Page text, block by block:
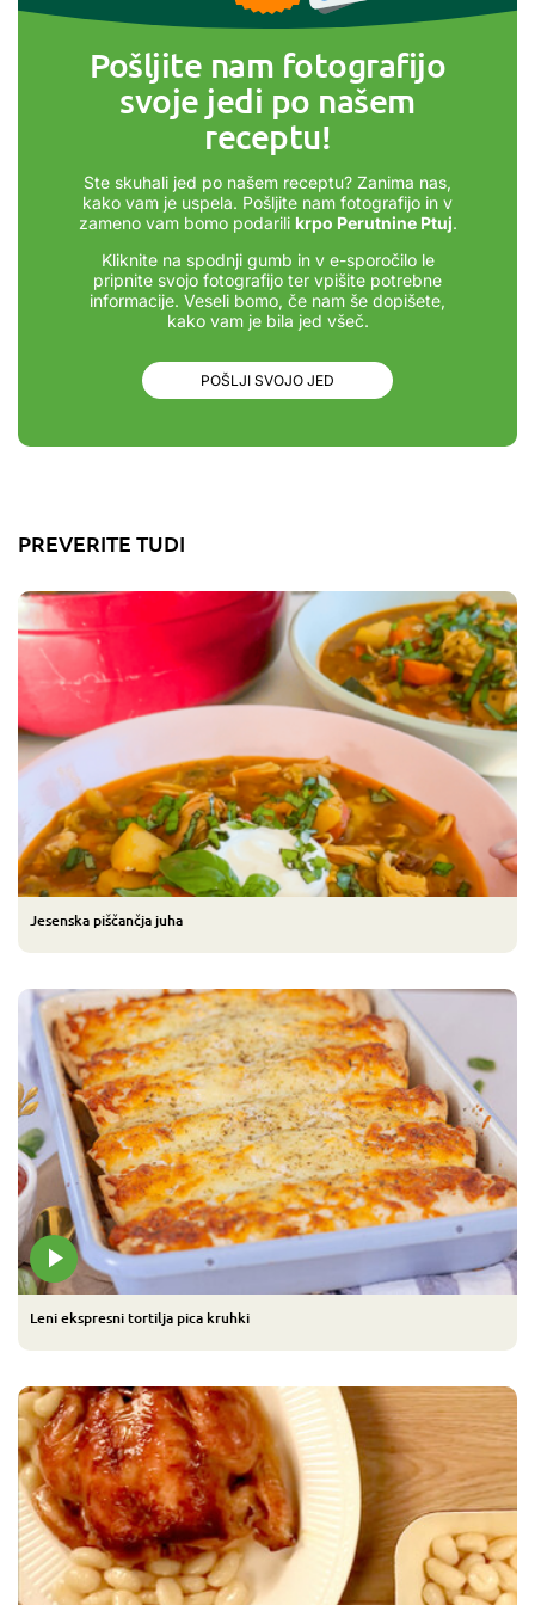
Pošljite nam fotografijo
svoje jedi po našem
receptu!
Ste skuhali jed po našem receptu? Zanima nas,
kako vam je uspela. Pošljite nam fotografijo in v
zameno vam bomo podarili krpo Perutnine Ptuj.
Kliknite na spodnji gumb in v e-sporočilo le
pripnite svojo fotografijo ter vpišite potrebne
informacije. Veseli bomo, če nam še dopišete,
kako vam je bila jed všeč.
POŠLJI SVOJO JED
PREVERITE TUDI
Jesenska piščančja juha
Leni ekspresni tortilja pica kruhki